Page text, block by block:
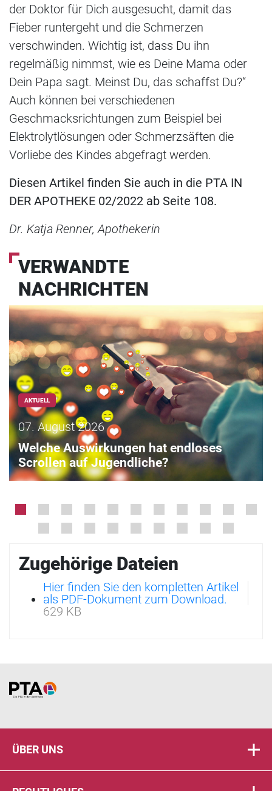
der Doktor für Dich ausgesucht, damit das
Fieber runtergeht und die Schmerzen
verschwinden. Wichtig ist, dass Du ihn
regelmäßig nimmst, wie es Deine Mama oder
Dein Papa sagt. Meinst Du, das schaffst Du?“
Auch können bei verschiedenen
Geschmacksrichtungen zum Beispiel bei
Elektrolytlösungen oder Schmerzsäften die
Vorliebe des Kindes abgefragt werden.
Diesen Artikel finden Sie auch in die PTA IN
DER APOTHEKE 02/2022 ab Seite 108.
Dr. Katja Renner, Apothekerin
VERWANDTE
NACHRICHTEN
AKTUELL
07. August 2026
Welche Auswirkungen hat endloses
Scrollen auf Jugendliche?
Zugehörige Dateien
Hier finden Sie den kompletten Artikel
als PDF-Dokument zum Download.
629 KB
Home
ÜBER UNS